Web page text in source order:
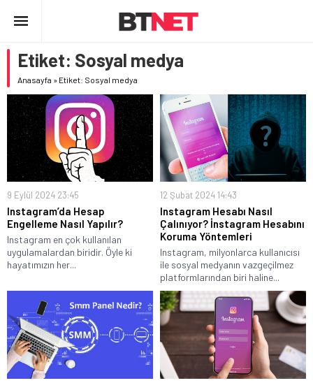
Etiket: Sosyal medya
Anasayfa » Etiket: Sosyal medya
9 Eylül 2024 23:45
Instagram’da Hesap
Engelleme Nasıl Yapılır?
Instagram en çok kullanılan
uygulamalardan biridir. Öyle ki
hayatımızın her...
12 Şubat 2024 14:43
Instagram Hesabı Nasıl
Çalınıyor? İnstagram Hesabını
Koruma Yöntemleri
Instagram, milyonlarca kullanıcısı
ile sosyal medyanın vazgeçilmez
platformlarından biri haline...